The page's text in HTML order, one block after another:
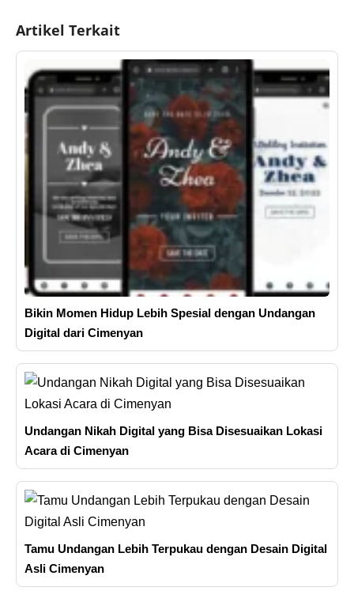
Artikel Terkait
Bikin Momen Hidup Lebih Spesial dengan Undangan
Digital dari Cimenyan
Undangan Nikah Digital yang Bisa Disesuaikan Lokasi
Acara di Cimenyan
Tamu Undangan Lebih Terpukau dengan Desain Digital
Asli Cimenyan